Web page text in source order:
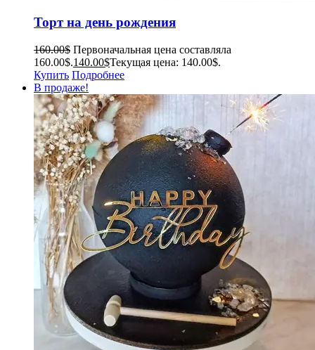
Торт на день рождения
160.00$ Первоначальная цена составляла
160.00$.140.00$Текущая цена: 140.00$.
Купить Подробнее
В продаже!